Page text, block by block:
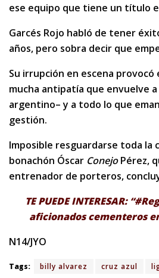
ese equipo que tiene un título
Garcés Rojo habló de tener
años, pero sobra decir que
Su irrupción en escena
mucha antipatía que envuelve
argentino– y a todo lo que
gestión.
Imposible resguardarse toda la
bonachón Óscar ConejoPérez,
entrenador de porteros,
TE PUEDE INTERESAR:
aficionados cementeros
N14/JYO
Tags: billy alvarez cruz azul